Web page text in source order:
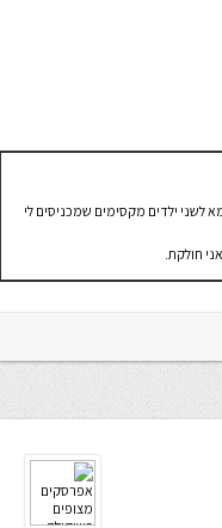
לשני ילדים מקסימים שמכניסים לי
חולקת.